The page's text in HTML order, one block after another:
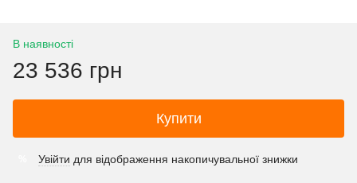
В наявності
23 536 грн
Купити
Увійти для відображення накопичувальної знижки